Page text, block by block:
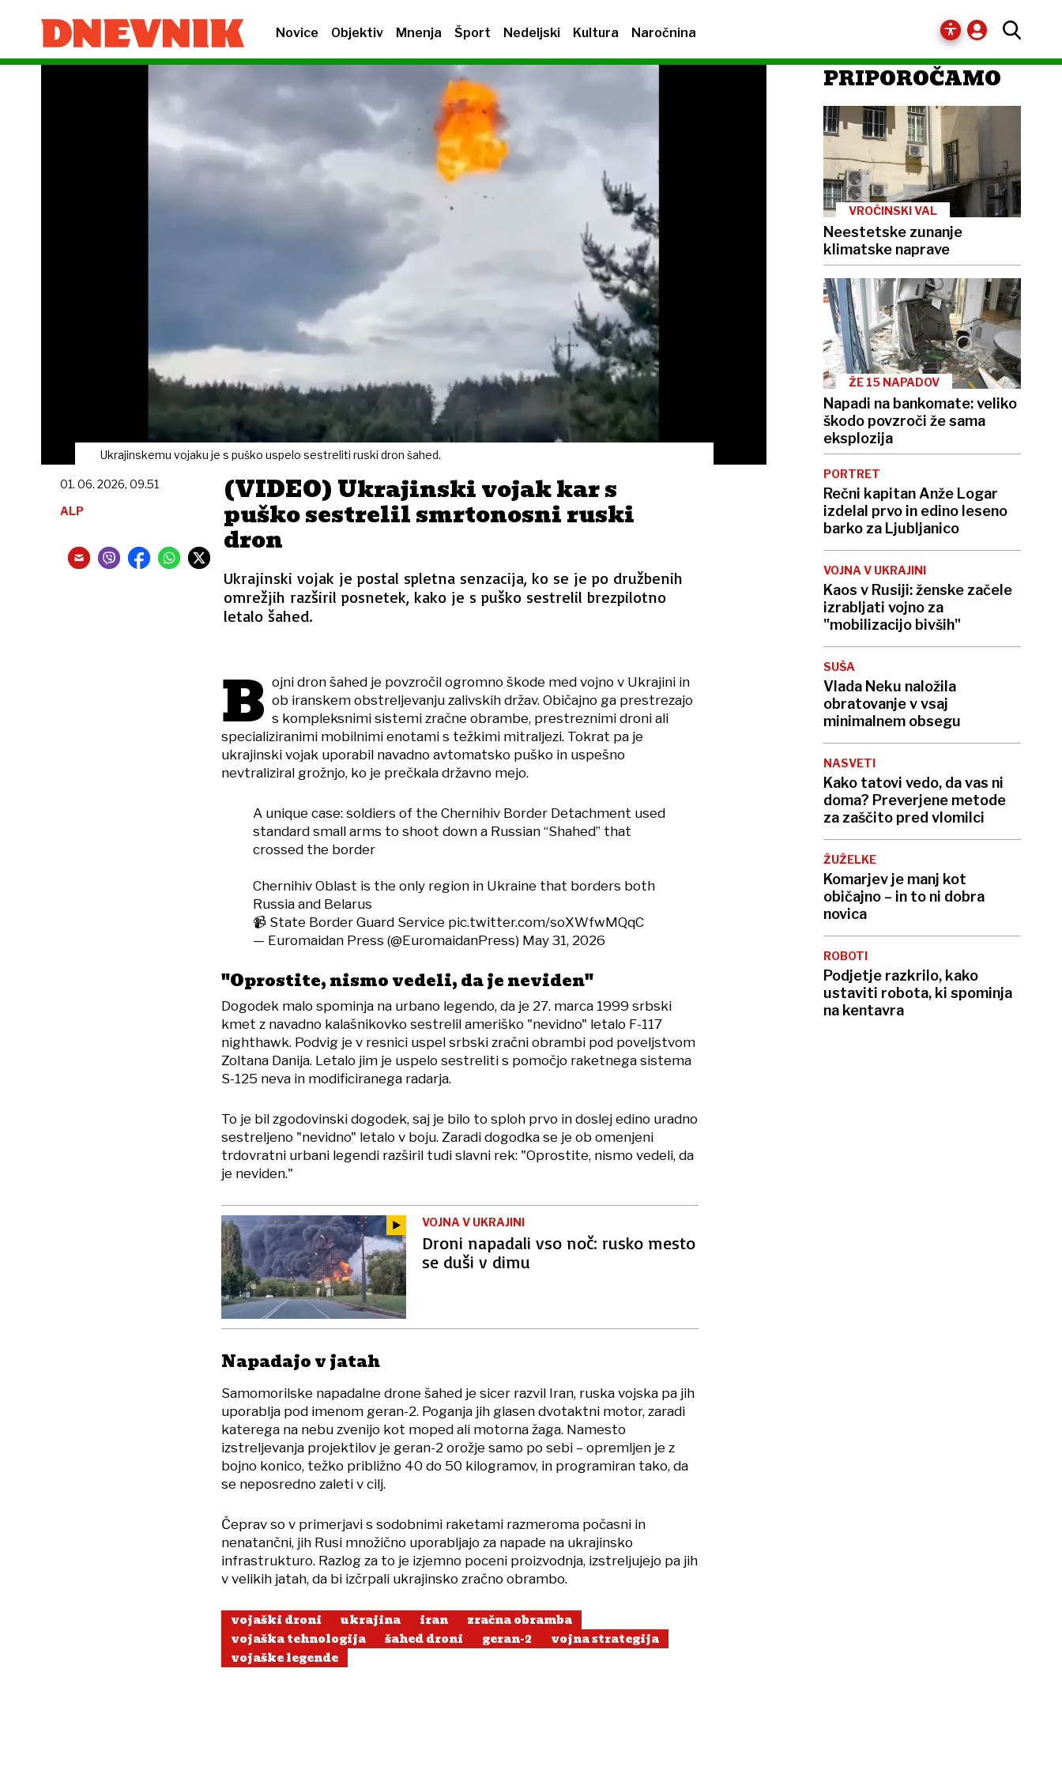
Novice Objektiv Mnenja Šport Nedeljski Kultura Naročnina
Ukrajinskemu vojaku je s puško uspelo sestreliti ruski dron šahed.
(VIDEO) Ukrajinski vojak kar s
puško sestrelil smrtonosni ruski
dron
Ukrajinski vojak je postal spletna senzacija, ko se je po družbenih
omrežjih razširil posnetek, kako je s puško sestrelil brezpilotno
letalo šahed.
01. 06. 2026, 09.51
ALP
B ojni dron šahed je povzročil ogromno škode med vojno v Ukrajini in
ob iranskem obstreljevanju zalivskih držav. Običajno ga prestrezajo
s kompleksnimi sistemi zračne obrambe, prestreznimi droni ali
specializiranimi mobilnimi enotami s težkimi mitraljezi. Tokrat pa je
ukrajinski vojak uporabil navadno avtomatsko puško in uspešno
nevtraliziral grožnjo, ko je prečkala državno mejo.
A unique case: soldiers of the Chernihiv Border Detachment used
standard small arms to shoot down a Russian “Shahed” that
crossed the border
Chernihiv Oblast is the only region in Ukraine that borders both
Russia and Belarus
📹 State Border Guard Service pic.twitter.com/soXWfwMQqC
— Euromaidan Press (@EuromaidanPress) May 31, 2026
"Oprostite, nismo vedeli, da je neviden"
Dogodek malo spominja na urbano legendo, da je 27. marca 1999 srbski
kmet z navadno kalašnikovko sestrelil ameriško "nevidno" letalo F-117
nighthawk. Podvig je v resnici uspel srbski zračni obrambi pod poveljstvom
Zoltana Danija. Letalo jim je uspelo sestreliti s pomočjo raketnega sistema
S-125 neva in modificiranega radarja.
To je bil zgodovinski dogodek, saj je bilo to sploh prvo in doslej edino uradno
sestreljeno "nevidno" letalo v boju. Zaradi dogodka se je ob omenjeni
trdovratni urbani legendi razširil tudi slavni rek: "Oprostite, nismo vedeli, da
je neviden."
VOJNA V UKRAJINI
Droni napadali vso noč: rusko mesto
se duši v dimu
Napadajo v jatah
Samomorilske napadalne drone šahed je sicer razvil Iran, ruska vojska pa jih
uporablja pod imenom geran-2. Poganja jih glasen dvotaktni motor, zaradi
katerega na nebu zvenijo kot moped ali motorna žaga. Namesto
izstreljevanja projektilov je geran-2 orožje samo po sebi – opremljen je z
bojno konico, težko približno 40 do 50 kilogramov, in programiran tako, da
se neposredno zaleti v cilj.
Čeprav so v primerjavi s sodobnimi raketami razmeroma počasni in
nenatančni, jih Rusi množično uporabljajo za napade na ukrajinsko
infrastrukturo. Razlog za to je izjemno poceni proizvodnja, izstreljujejo pa jih
v velikih jatah, da bi izčrpali ukrajinsko zračno obrambo.
vojaški droni ukrajina iran
zračna obramba
vojaška tehnologija
šahed droni geran-2
vojna strategija
vojaške legende
PRIPOROČAMO
VROČINSKI VAL
Neestetske zunanje
klimatske naprave
ŽE 15 NAPADOV
Napadi na bankomate: veliko
škodo povzroči že sama
eksplozija
PORTRET
Rečni kapitan Anže Logar
izdelal prvo in edino leseno
barko za Ljubljanico
VOJNA V UKRAJINI
Kaos v Rusiji: ženske začele
izrabljati vojno za
"mobilizacijo bivših"
SUŠA
Vlada Neku naložila
obratovanje v vsaj
minimalnem obsegu
NASVETI
Kako tatovi vedo, da vas ni
doma? Preverjene metode
za zaščito pred vlomilci
ŽUŽELKE
Komarjev je manj kot
običajno – in to ni dobra
novica
ROBOTI
Podjetje razkrilo, kako
ustaviti robota, ki spominja
na kentavra